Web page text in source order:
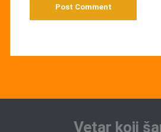
Vetar koji